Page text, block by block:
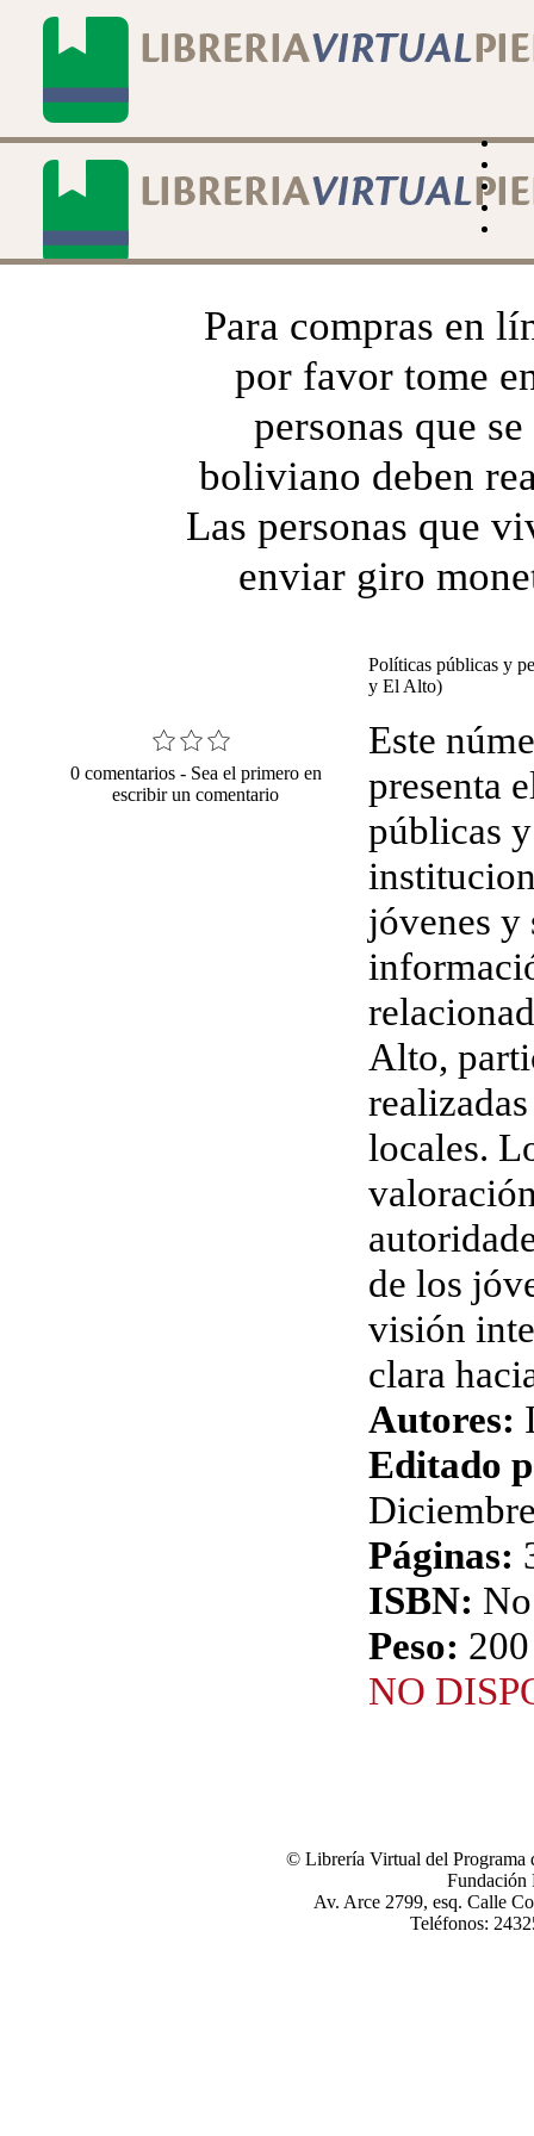
Para compras en
por favor tome
personas que
boliviano deben
Las personas que
enviar giro
Políticas públicas y
y El Alto)
0 comentarios - Sea el primero en
escribir un comentario
Este
presenta
públicas
jóvenes y
Alto,
locales.
de los
visión
clara
Autores:
Editado
Páginas:
ISBN:
Peso:
NO
© Librería Virtual del Programa
Av. Arce 2799, esq. Calle
Teléfonos: